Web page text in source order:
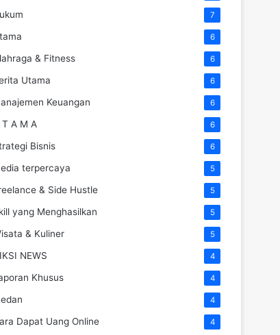
7
6
& Fitness 6
Utama 6
Keuangan 6
T A M A 6
Bisnis 6
terpercaya 5
& Side Hustle 5
yang Menghasilkan 5
& Kuliner 5
NEWS 4
Khusus 4
4
Dapat Uang Online 4